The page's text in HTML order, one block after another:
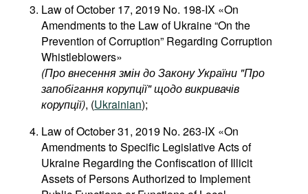
Law of October 17, 2019 No. 198-IX «On
Amendments to the Law of Ukraine “On the
Prevention of Corruption” Regarding Corruption
Whistleblowers»
(ПровнесеннязміндоЗаконуУкраїни "Про
запобіганнякорупції"щодовикривачів
корупції), (Ukrainian);
Law of October 31, 2019 No. 263-IX «On
Amendments to Specific Legislative Acts of
Ukraine Regarding the Confiscation of Illicit
Assets of Persons Authorized to Implement